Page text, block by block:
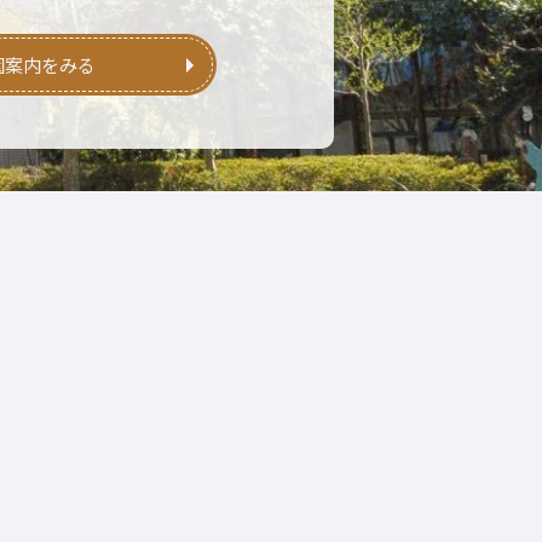
内をみる